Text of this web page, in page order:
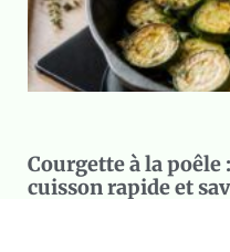
Courgette à la poêle
cuisson rapide et